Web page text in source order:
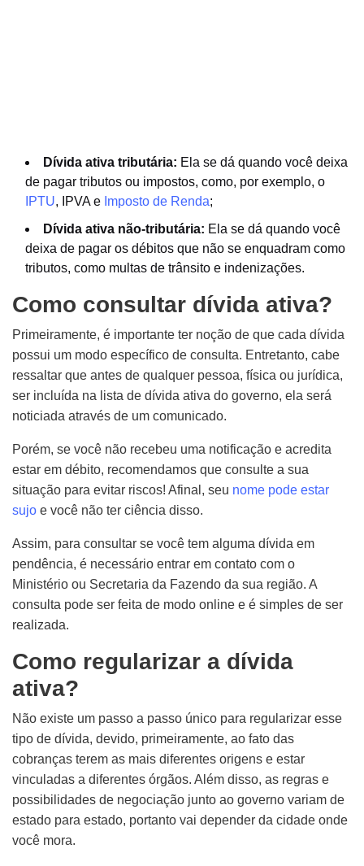
Dívida ativa tributária: Ela se dá quando você deixa
de pagar tributos ou impostos, como, por exemplo, o
IPTU, IPVA e Imposto de Renda;
Dívida ativa não-tributária: Ela se dá quando você
deixa de pagar os débitos que não se enquadram como
tributos, como multas de trânsito e indenizações.
Como consultar dívida ativa?
Primeiramente, é importante ter noção de que cada dívida
possui um modo específico de consulta. Entretanto, cabe
ressaltar que antes de qualquer pessoa, física ou jurídica,
ser incluída na lista de dívida ativa do governo, ela será
noticiada através de um comunicado.
Porém, se você não recebeu uma notificação e acredita
estar em débito, recomendamos que consulte a sua
situação para evitar riscos! Afinal, seu nome pode estar
sujo e você não ter ciência disso.
Assim, para consultar se você tem alguma dívida em
pendência, é necessário entrar em contato com o
Ministério ou Secretaria da Fazendo da sua região. A
consulta pode ser feita de modo online e é simples de ser
realizada.
Como regularizar a dívida
ativa?
Não existe um passo a passo único para regularizar esse
tipo de dívida, devido, primeiramente, ao fato das
cobranças terem as mais diferentes origens e estar
vinculadas a diferentes órgãos. Além disso, as regras e
possibilidades de negociação junto ao governo variam de
estado para estado, portanto vai depender da cidade onde
você mora.